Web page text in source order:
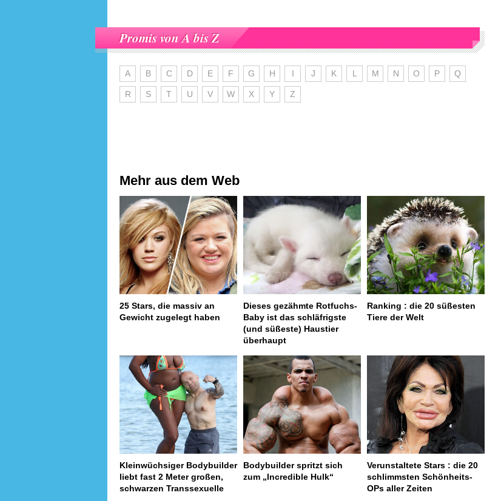
Promis von A bis Z
A B C D E F G H I J K L M N O P Q
R S T U V W X Y Z
Mehr aus dem Web
25 Stars, die massiv an
Gewicht zugelegt haben
Dieses gezähmte Rotfuchs-
Baby ist das schläfrigste
(und süßeste) Haustier
überhaupt
Ranking : die 20 süßesten
Tiere der Welt
Kleinwüchsiger Bodybuilder
liebt fast 2 Meter großen,
schwarzen Transsexuelle
Bodybuilder spritzt sich
zum „Incredible Hulk“
Verunstaltete Stars : die 20
schlimmsten Schönheits-
OPs aller Zeiten